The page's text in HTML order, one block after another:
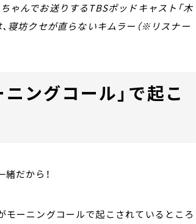
ゃんでお送りするTBSポッドキャスト「木
寝坊クセが直らないキムラー（※リスナー
ングコール」で起こ
だから！
モーニングコールで起こされているところ